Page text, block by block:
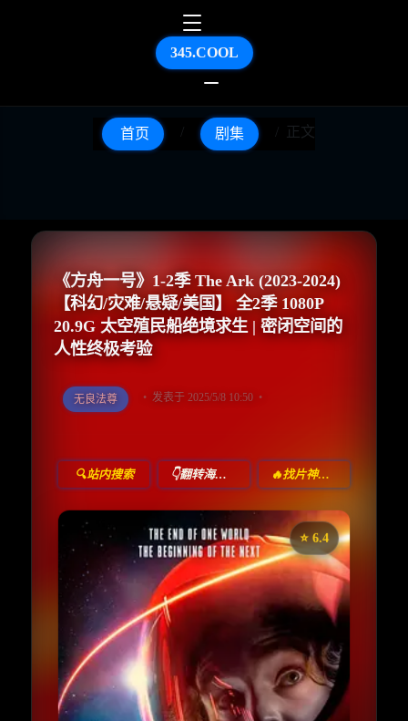
345.COOL
首页 剧集 正文
《方舟一号》1-2季 The Ark (2023-2024)
【科幻/灾难/悬疑/美国】 全2季 1080P
20.9G 太空殖民船绝境求生 | 密闭空间的
人性终极考验
无良法尊 发表于 2025/5/8 10:50
🔍站内搜索 👇翻转海报！ 🔥找片神器🔥
⭐️ 6.4
《方舟一号》
⭐
收藏
⭐️ 评分：6.4 | 🎬 2023年
📺 连载中
夸克网盘